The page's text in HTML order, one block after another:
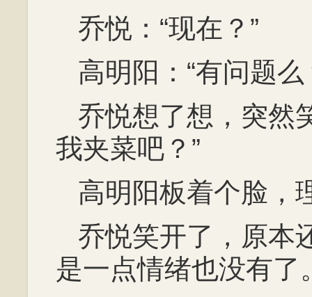
乔悦：“现在？”
高明阳：“有问题么
乔悦想了想，突然
我夹菜吧？”
高明阳板着个脸，
乔悦笑开了，原本
是一点情绪也没有了